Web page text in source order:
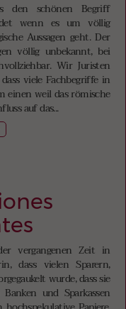
den schönen Begriff
wenn es um völlig
Aussagen geht. Der
völlig unbekannt, bei
Wir Juristen
viele Fachbegriffe in
einen weil das römische
auf das...
vergangenen Zeit in
dass vielen Sparern,
wurde, dass sie
und Sparkassen